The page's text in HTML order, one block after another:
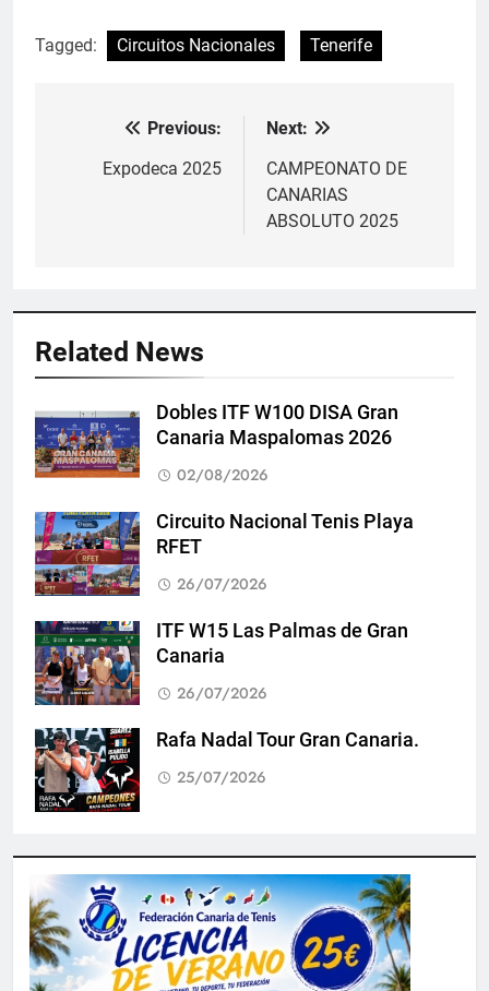
Tagged: Circuitos Nacionales Tenerife
Navegación
Previous:
Expodeca 2025
Next:
CAMPEONATO DE
CANARIAS
ABSOLUTO 2025
Related News
Dobles ITF W100 DISA Gran
Canaria Maspalomas 2026
02/08/2026
Circuito Nacional Tenis Playa
RFET
26/07/2026
ITF W15 Las Palmas de Gran
Canaria
26/07/2026
Rafa Nadal Tour Gran Canaria.
25/07/2026